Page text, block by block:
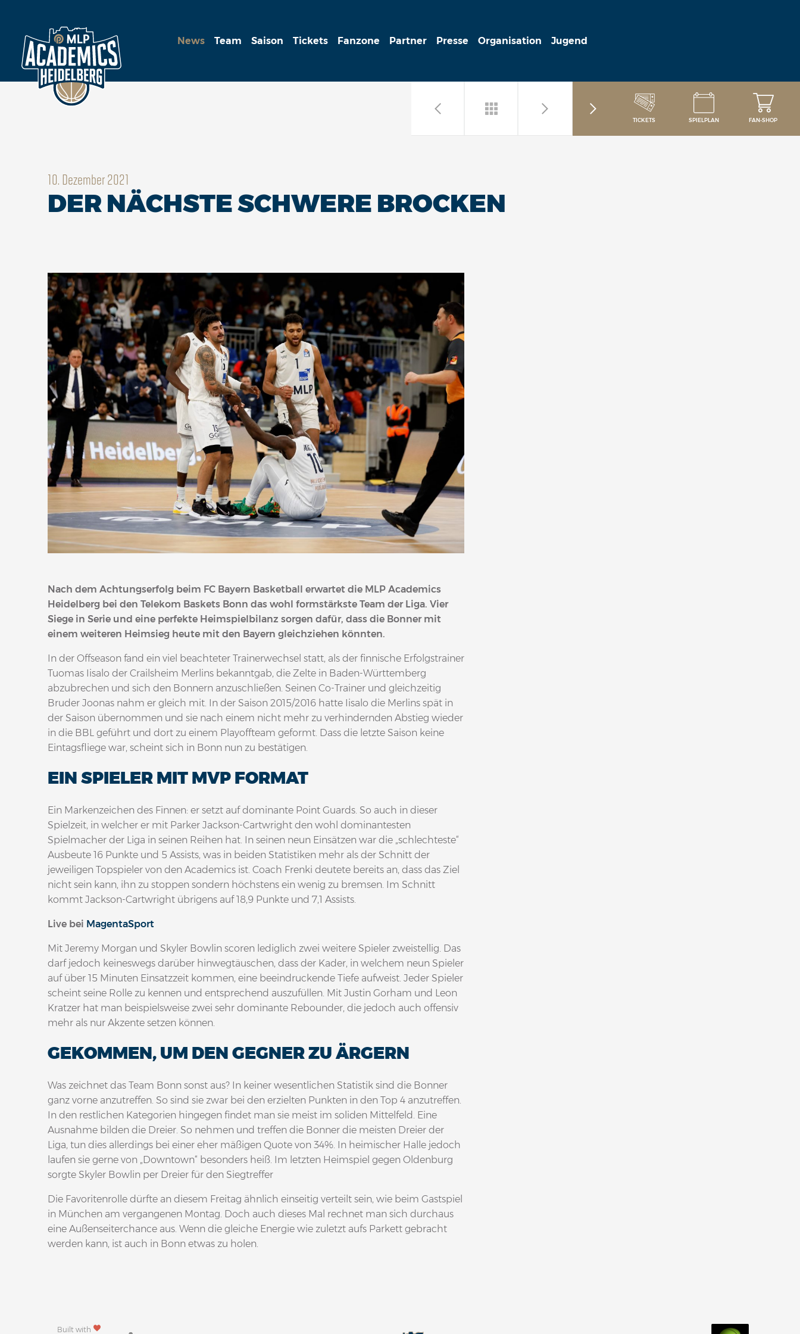
News Team Saison Tickets Fanzone Partner Presse Organisation Jugend
TICKETS SPIELPLAN FAN-SHOP
10. Dezember 2021
DER NÄCHSTE SCHWERE BROCKEN
Nach dem Achtungserfolg beim FC Bayern Basketball erwartet die MLP Academics
Heidelberg bei den Telekom Baskets Bonn das wohl formstärkste Team der Liga. Vier
Siege in Serie und eine perfekte Heimspielbilanz sorgen dafür, dass die Bonner mit
einem weiteren Heimsieg heute mit den Bayern gleichziehen könnten.
In der Offseason fand ein viel beachteter Trainerwechsel statt, als der finnische Erfolgstrainer
Tuomas Iisalo der Crailsheim Merlins bekanntgab, die Zelte in Baden-Württemberg
abzubrechen und sich den Bonnern anzuschließen. Seinen Co-Trainer und gleichzeitig
Bruder Joonas nahm er gleich mit. In der Saison 2015/2016 hatte Iisalo die Merlins spät in
der Saison übernommen und sie nach einem nicht mehr zu verhindernden Abstieg wieder
in die BBL geführt und dort zu einem Playoffteam geformt. Dass die letzte Saison keine
Eintagsfliege war, scheint sich in Bonn nun zu bestätigen.
EIN SPIELER MIT MVP FORMAT
Ein Markenzeichen des Finnen: er setzt auf dominante Point Guards. So auch in dieser
Spielzeit, in welcher er mit Parker Jackson-Cartwright den wohl dominantesten
Spielmacher der Liga in seinen Reihen hat. In seinen neun Einsätzen war die „schlechteste“
Ausbeute 16 Punkte und 5 Assists, was in beiden Statistiken mehr als der Schnitt der
jeweiligen Topspieler von den Academics ist. Coach Frenki deutete bereits an, dass das Ziel
nicht sein kann, ihn zu stoppen sondern höchstens ein wenig zu bremsen. Im Schnitt
kommt Jackson-Cartwright übrigens auf 18,9 Punkte und 7,1 Assists.
Live bei MagentaSport
Mit Jeremy Morgan und Skyler Bowlin scoren lediglich zwei weitere Spieler zweistellig. Das
darf jedoch keineswegs darüber hinwegtäuschen, dass der Kader, in welchem neun Spieler
auf über 15 Minuten Einsatzzeit kommen, eine beeindruckende Tiefe aufweist. Jeder Spieler
scheint seine Rolle zu kennen und entsprechend auszufüllen. Mit Justin Gorham und Leon
Kratzer hat man beispielsweise zwei sehr dominante Rebounder, die jedoch auch offensiv
mehr als nur Akzente setzen können.
GEKOMMEN, UM DEN GEGNER ZU ÄRGERN
Was zeichnet das Team Bonn sonst aus? In keiner wesentlichen Statistik sind die Bonner
ganz vorne anzutreffen. So sind sie zwar bei den erzielten Punkten in den Top 4 anzutreffen.
In den restlichen Kategorien hingegen findet man sie meist im soliden Mittelfeld. Eine
Ausnahme bilden die Dreier. So nehmen und treffen die Bonner die meisten Dreier der
Liga, tun dies allerdings bei einer eher mäßigen Quote von 34%. In heimischer Halle jedoch
laufen sie gerne von „Downtown“ besonders heiß. Im letzten Heimspiel gegen Oldenburg
sorgte Skyler Bowlin per Dreier für den Siegtreffer
Die Favoritenrolle dürfte an diesem Freitag ähnlich einseitig verteilt sein, wie beim Gastspiel
in München am vergangenen Montag. Doch auch dieses Mal rechnet man sich durchaus
eine Außenseiterchance aus. Wenn die gleiche Energie wie zuletzt aufs Parkett gebracht
werden kann, ist auch in Bonn etwas zu holen.
Built with